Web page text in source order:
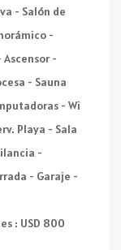
- Salón de
-
-
- Sauna
- Wi
Playa - Sala
-
- Garaje -
: USD 800